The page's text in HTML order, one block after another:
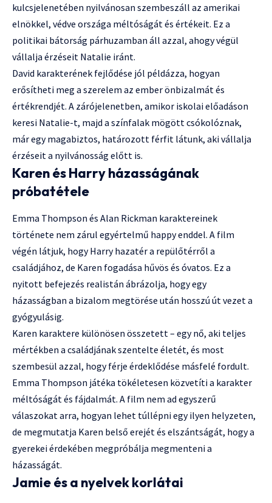
kulcsjelenetében nyilvánosan szembeszáll az amerikai
elnökkel, védve országa méltóságát és értékeit. Ez a
politikai bátorság párhuzamban áll azzal, ahogy végül
vállalja érzéseit Natalie iránt.
David karakterének fejlődése jól példázza, hogyan
erősítheti meg a szerelem az ember önbizalmát és
értékrendjét. A zárójelenetben, amikor iskolai előadáson
keresi Natalie-t, majd a színfalak mögött csókolóznak,
már egy magabiztos, határozott férfit látunk, aki vállalja
érzéseit a nyilvánosság előtt is.
Karen és Harry házasságának
próbatétele
Emma Thompson és Alan Rickman karaktereinek
története nem zárul egyértelmű happy enddel. A film
végén látjuk, hogy Harry hazatér a repülőtérről a
családjához, de Karen fogadása hűvös és óvatos. Ez a
nyitott befejezés realistán ábrázolja, hogy egy
házasságban a bizalom megtörése után hosszú út vezet a
gyógyulásig.
Karen karaktere különösen összetett – egy nő, aki teljes
mértékben a családjának szentelte életét, és most
szembesül azzal, hogy férje érdeklődése másfelé fordult.
Emma Thompson játéka tökéletesen közvetíti a karakter
méltóságát és fájdalmát. A film nem ad egyszerű
válaszokat arra, hogyan lehet túllépni egy ilyen helyzeten,
de megmutatja Karen belső erejét és elszántságát, hogy a
gyerekei érdekében megpróbálja megmenteni a
házasságát.
Jamie és a nyelvek korlátai